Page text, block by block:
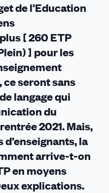
de l’Education
[ 260 ETP
] pour les
seront sans
langage qui
du
2021. Mais,
la
arrive-t-on
en moyens
explications.